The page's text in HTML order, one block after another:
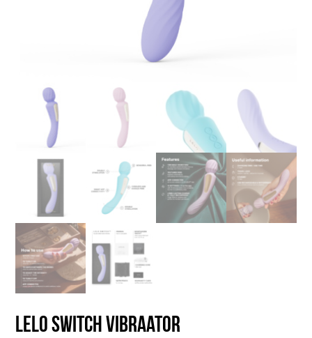
LELO Switch vibraator